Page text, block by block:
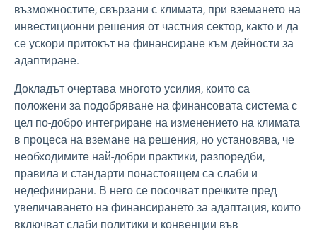
възможностите, свързани с климата, при вземането на
инвестиционни решения от частния сектор, както и да
се ускори притокът на финансиране към дейности за
адаптиране.
Докладът очертава многото усилия, които са
положени за подобряване на финансовата система с
цел по-добро интегриране на изменението на климата
в процеса на вземане на решения, но установява, че
необходимите най-добри практики, разпоредби,
правила и стандарти понастоящем са слаби и
недефинирани. В него се посочват пречките пред
увеличаването на финансирането за адаптация, които
включват слаби политики и конвенции във